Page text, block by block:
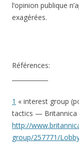
l’opinion publique
exagérées.
Références:
1 « interest group
tactics — Britannica
http://
group/257771/